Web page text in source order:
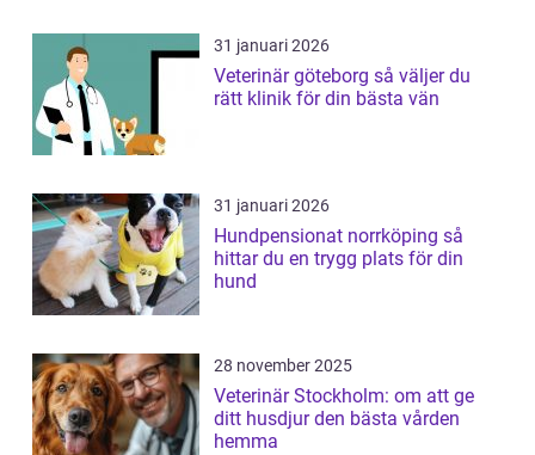
31 januari 2026
Veterinär göteborg så väljer du
rätt klinik för din bästa vän
31 januari 2026
Hundpensionat norrköping så
hittar du en trygg plats för din
hund
28 november 2025
Veterinär Stockholm: om att ge
ditt husdjur den bästa vården
hemma